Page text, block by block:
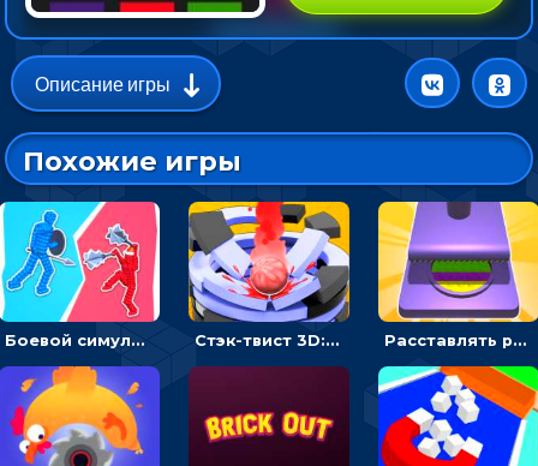
Описание игры
Похожие игры
Боевой симулятор 3D: повтори позу рыцаря и победи врага Стэк-твист 3D: тапай по шарику, чтобы разбивать платформы Расставлять резиновые кубики, чтобы делать поп-ит - гиперказуальные